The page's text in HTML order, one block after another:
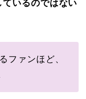
ているのではない
ファンほど、